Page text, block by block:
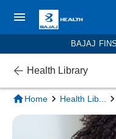
BAJAJ
Health Library
Home Health Lib